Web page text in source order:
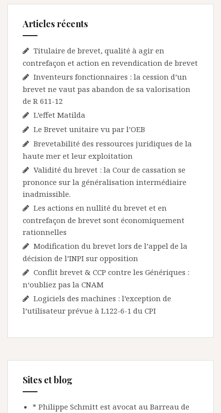
Articles récents
Titulaire de brevet, qualité à agir en
contrefaçon et action en revendication de brevet
Inventeurs fonctionnaires : la cession d’un
brevet ne vaut pas abandon de sa valorisation
de R 611-12
L’effet Matilda
Le Brevet unitaire vu par l’OEB
Brevetabilité des ressources juridiques de la
haute mer et leur exploitation
Validité du brevet : la Cour de cassation se
prononce sur la généralisation intermédiaire
inadmissible.
Les actions en nullité du brevet et en
contrefaçon de brevet sont économiquement
rationnelles
Modification du brevet lors de l’appel de la
décision de l’INPI sur opposition
Conflit brevet & CCP contre les Génériques :
n‘oubliez pas la CNAM
Logiciels des machines : l’exception de
l’utilisateur prévue à L122-6-1 du CPI
Sites et blog
* Philippe Schmitt est avocat au Barreau de